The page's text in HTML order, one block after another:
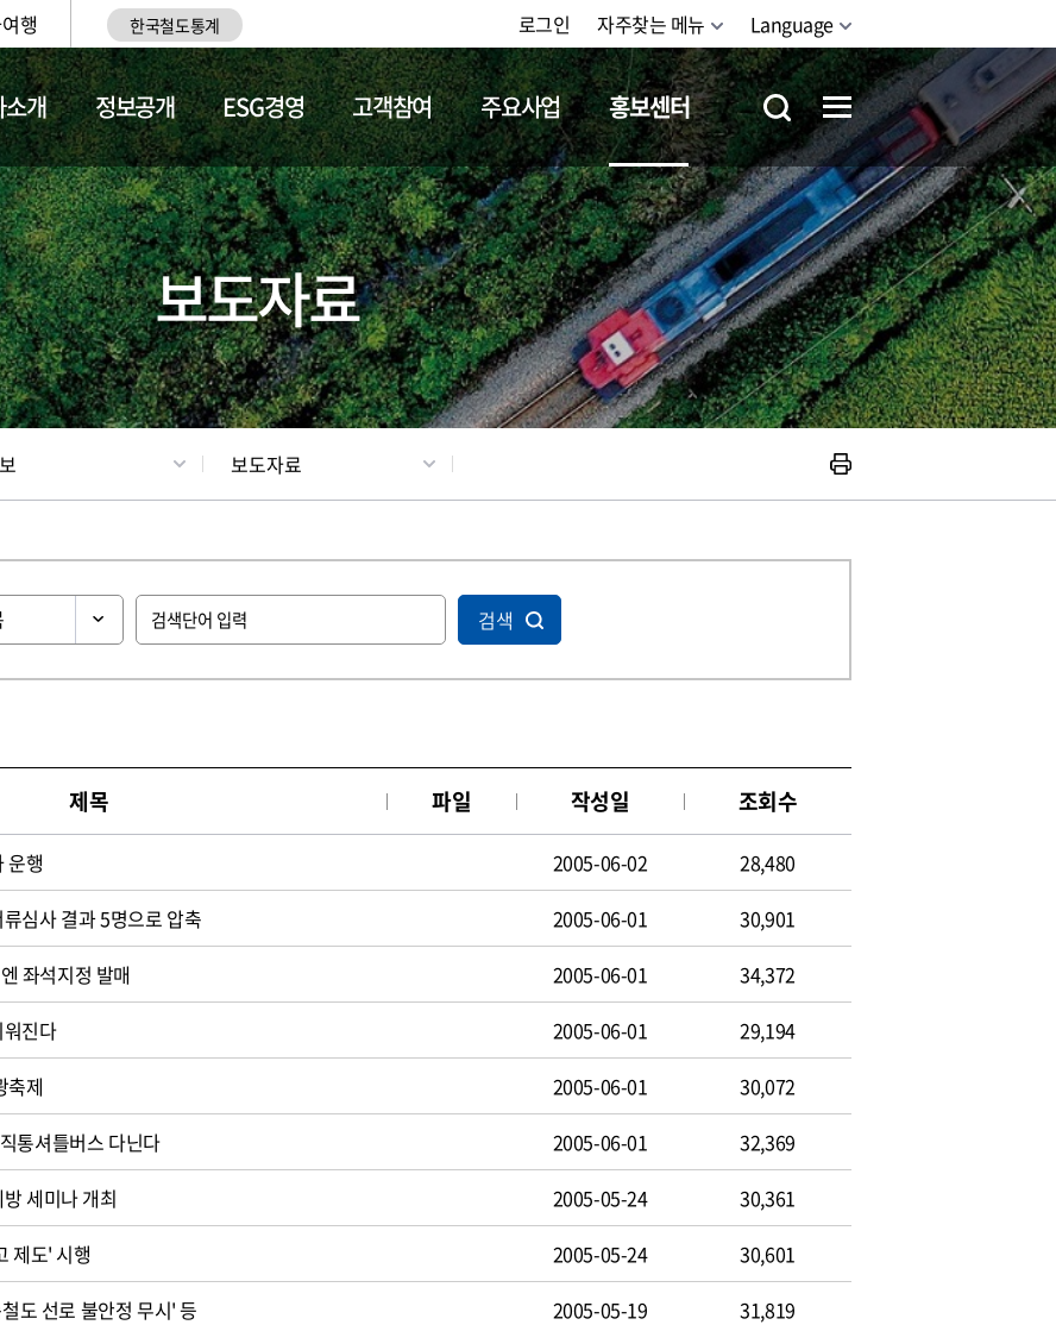
행 한국철도통계 로그인 자주찾는 메뉴 Language
개 정보공개 ESG경영 고객참여 주요사업 홍보센터
갤러리 기차소개 철도체험
보도자료
보도자료
검색
제목 파일 작성일 조회수
운행 2005-06-02
28,480
심사 결과 5명으로 압축 2005-06-01
30,901
좌석지정 발매 2005-06-01
34,372
진다 2005-06-01
29,194
축제 2005-06-01
30,072
통셔틀버스 다닌다 2005-06-01
32,369
세미나 개최 2005-05-24
30,361
제도' 시행 2005-05-24
30,601
도 선로 불안정 무시' 등 2005-05-19
31,819